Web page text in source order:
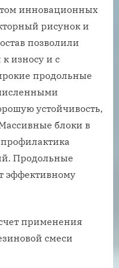
инновационных
рисунок и
позволили
износу и с
продольные
устойчивость,
блоки в
Продольные
эффективному
применения
смеси